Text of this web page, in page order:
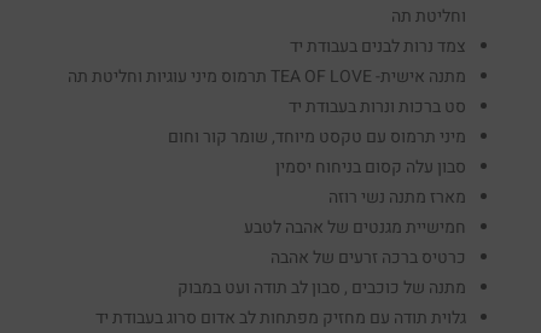
וחליטת תה
צמד נרות לבנים בעבודת יד
מתנה אישית- TEA OF LOVE תרמוס מיני עוגיות וחליטת תה
סט ברכות ונרות בעבודת יד
מיני תרמוס עם טקסט מיוחד, שומר קור וחום
סבון עלה קסום בניחוח יסמין
מארז מתנה נשי רוזה
חמישיית מגנטים של אהבה לטבע
כרטיס ברכה זרעים של אהבה
מתנה של כוכבים , סבון לב תודה ועט במבוק
גלוית תודה עם מחזיק מפתחות לב אדום סרוג בעבודת יד